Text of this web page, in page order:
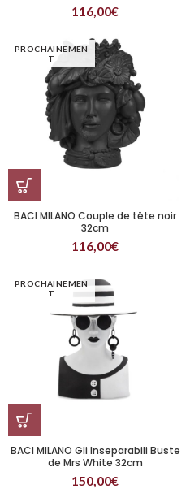
116,00€
PROCHAINEMEN
T
BACI MILANO Couple de tête noir
32cm
116,00€
PROCHAINEMEN
T
BACI MILANO Gli Inseparabili Buste
de Mrs White 32cm
150,00€